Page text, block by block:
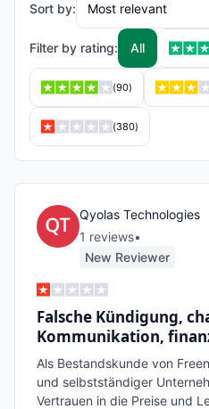
Sort by: Most relevant
Filter by rating: All
(90)
(380)
Qyolas Technologies
1 reviews•
New Reviewer
Falsche Kündigung,
Kommunikation,
Als Bestandskunde von
und selbstständiger
Vertrauen in die Preise und